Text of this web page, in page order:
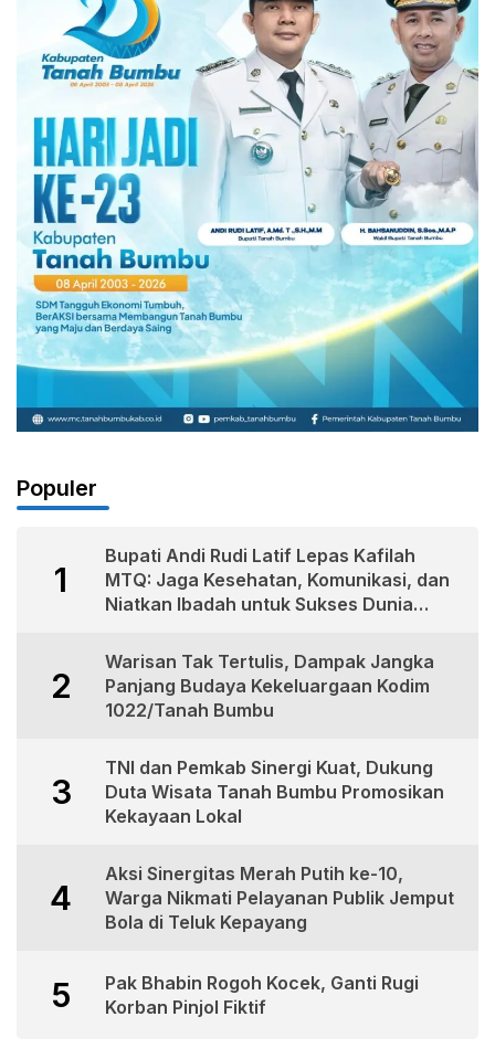
Populer
1
Bupati Andi Rudi Latif Lepas Kafilah
MTQ: Jaga Kesehatan, Komunikasi, dan
Niatkan Ibadah untuk Sukses Dunia
2
Warisan Tak Tertulis, Dampak Jangka
Panjang Budaya Kekeluargaan Kodim
1022/Tanah Bumbu
3
TNI dan Pemkab Sinergi Kuat, Dukung
Duta Wisata Tanah Bumbu Promosikan
Kekayaan Lokal
4
Aksi Sinergitas Merah Putih ke-10,
Warga Nikmati Pelayanan Publik Jemput
Bola di Teluk Kepayang
5
Pak Bhabin Rogoh Kocek, Ganti Rugi
Korban Pinjol Fiktif